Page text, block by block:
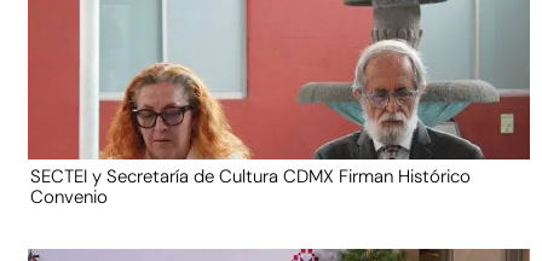
SECTEI y Secretaría de Cultura CDMX Firman Histórico
Convenio